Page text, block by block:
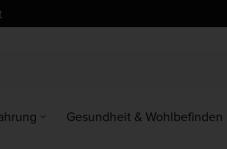
Gesundheit & Wohlbefinden